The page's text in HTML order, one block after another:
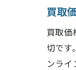
買取
買取
切です
ンラ